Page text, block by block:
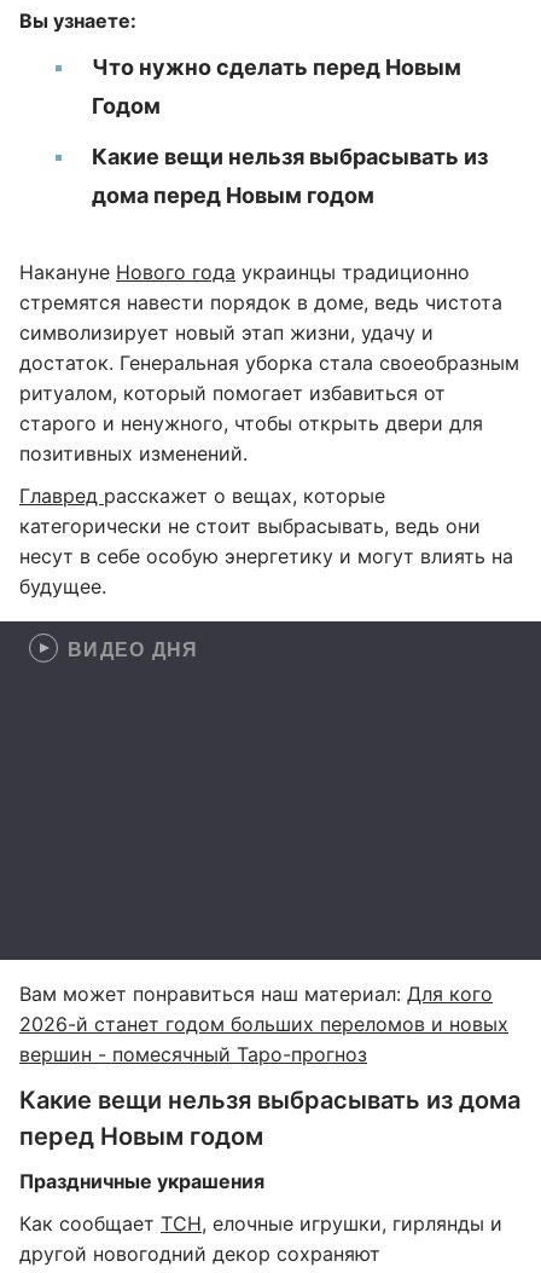
Вы узнаете:
Что нужно сделать перед Новым
Годом
Какие вещи нельзя выбрасывать из
дома перед Новым годом
Накануне Нового года украинцы традиционно
стремятся навести порядок в доме, ведь чистота
символизирует новый этап жизни, удачу и
достаток. Генеральная уборка стала своеобразным
ритуалом, который помогает избавиться от
старого и ненужного, чтобы открыть двери для
позитивных изменений.
Главред расскажет о вещах, которые
категорически не стоит выбрасывать, ведь они
несут в себе особую энергетику и могут влиять на
будущее.
ВИДЕО ДНЯ
Вам может понравиться наш материал: Для кого
2026-й станет годом больших переломов и новых
вершин - помесячный Таро-прогноз
Какие вещи нельзя выбрасывать из дома
перед Новым годом
Праздничные украшения
Как сообщает ТСН, елочные игрушки, гирлянды и
другой новогодний декор сохраняют